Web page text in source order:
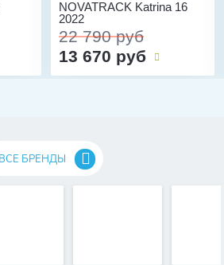
NOVATRACK Katrina 16
2022
22 790 руб
13 670 руб
ВСЕ БРЕНДЫ